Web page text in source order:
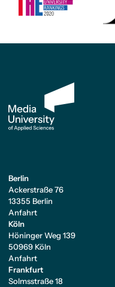
Berlin
Ackerstraße 76
13355 Berlin
Anfahrt
Köln
Höninger Weg 139
50969 Köln
Anfahrt
Frankfurt
Solmsstraße 18